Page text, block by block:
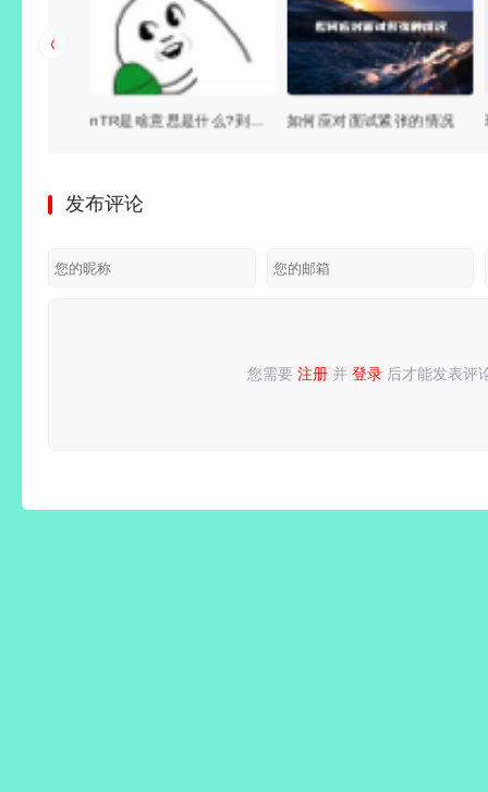
nTR是啥意思是什么?到底什么是NTR？ 如何应对面试紧张的情况
发布评论
您需要 注册 并 登录 后才能发表评
请登录或 注册后再发表评论！